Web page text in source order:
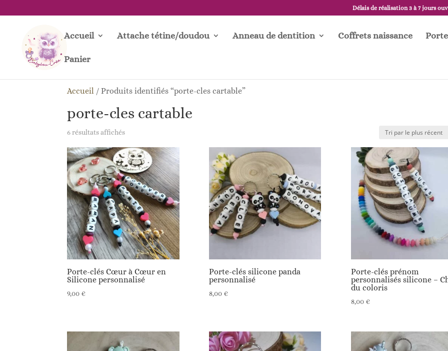
Délais de réalisation 3 à 7 jours
Accueil Attache tétine/doudou Anneau de dentition Coffrets naissance
Panier
Accueil /Produits identifiés “porte-cles cartable”
porte-cles cartable
6 résultats affichésTrié
plus
récent
au
plus
ancien
Porte-clés Cœur à Cœur en
Silicone personnalisé
9,00 €
Porte-clés silicone panda
personnalisé
8,00 €
Porte-clés prénom
personnalisés silicone –
du coloris
8,00 €